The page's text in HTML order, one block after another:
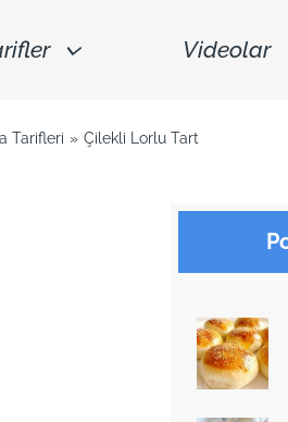
Videolar
Tarifleri Çilekli Lorlu Tart